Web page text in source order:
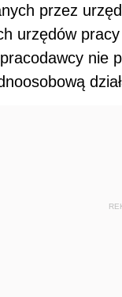
przez
urzędów
nie